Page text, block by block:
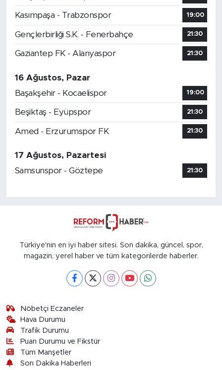
Kasımpaşa - Trabzonspor 19:00
Gençlerbirliği S.K. - Fenerbahçe 21:30
Gaziantep FK - Alanyaspor 21:30
16 Ağustos, Pazar
Başakşehir - Kocaelispor
19:00
Beşiktaş - Eyüpspor 21:30
Amed - Erzurumspor FK 21:30
17 Ağustos, Pazartesi
Samsunspor - Göztepe
21:30
Türkiye'nin en iyi haber sitesi. Son dakika, güncel, spor,
magazin, yerel haber ve tüm kategorilerde haberler.
Nöbetçi Eczaneler
Hava Durumu
Trafik Durumu
Puan Durumu ve Fikstür
Tüm Manşetler
Son Dakika Haberleri